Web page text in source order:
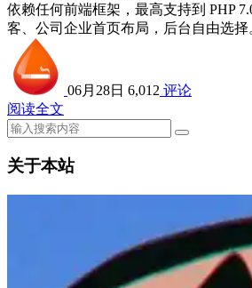
依赖任何前端框架，最高支持到 PHP
客、公司企业首页布局，后台自由选择
06月28日 6,012 评论
阅读全文
关于本站